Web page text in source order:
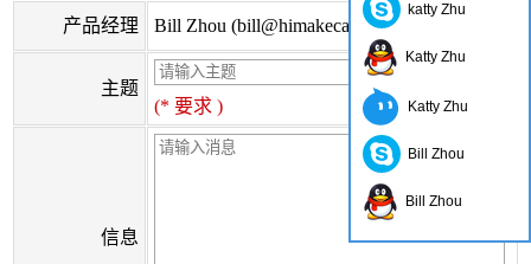
产品经理 Bill Zhou (bill@himakecable.com)
主题
(* 要求 )
信息
katty Zhu
Katty Zhu
Katty Zhu
Bill Zhou
Bill Zhou